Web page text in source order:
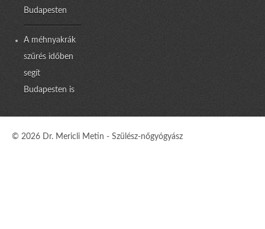
Budapesten
A méhnyakrák
szűrés időben
segít
Budapesten is
© 2026 Dr. Mericli Metin - Szülész-nőgyógyász